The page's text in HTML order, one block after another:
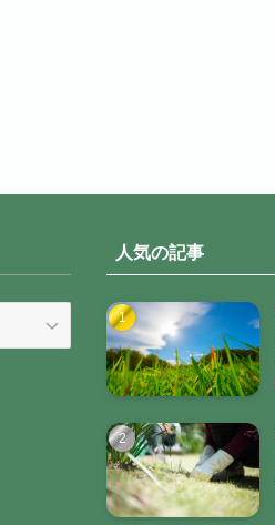
人気の記事